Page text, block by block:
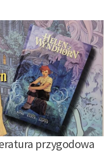
przygodowa